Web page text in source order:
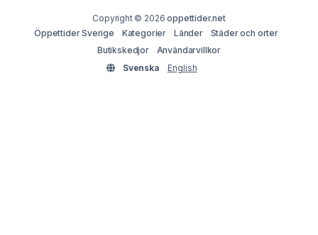
Copyright © 2026oppettider.net
Öppettider Sverige
Kategorier Länder
Städer och orter
Butikskedjor
Användarvillkor
Svenska
English